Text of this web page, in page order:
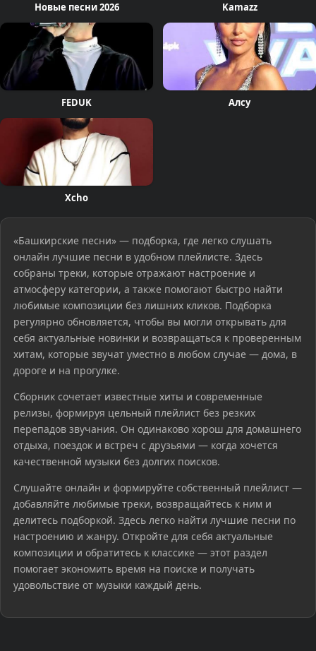
Новые песни 2026 Kamazz
FEDUK Алсу
Xcho
«Башкирские песни» — подборка, где легко слушать
онлайн лучшие песни в удобном плейлисте. Здесь
собраны треки, которые отражают настроение и
атмосферу категории, а также помогают быстро найти
любимые композиции без лишних кликов. Подборка
регулярно обновляется, чтобы вы могли открывать для
себя актуальные новинки и возвращаться к проверенным
хитам, которые звучат уместно в любом случае — дома, в
дороге и на прогулке.
Сборник сочетает известные хиты и современные
релизы, формируя цельный плейлист без резких
перепадов звучания. Он одинаково хорош для домашнего
отдыха, поездок и встреч с друзьями — когда хочется
качественной музыки без долгих поисков.
Слушайте онлайн и формируйте собственный плейлист —
добавляйте любимые треки, возвращайтесь к ним и
делитесь подборкой. Здесь легко найти лучшие песни по
настроению и жанру. Откройте для себя актуальные
композиции и обратитесь к классике — этот раздел
помогает экономить время на поиске и получать
удовольствие от музыки каждый день.